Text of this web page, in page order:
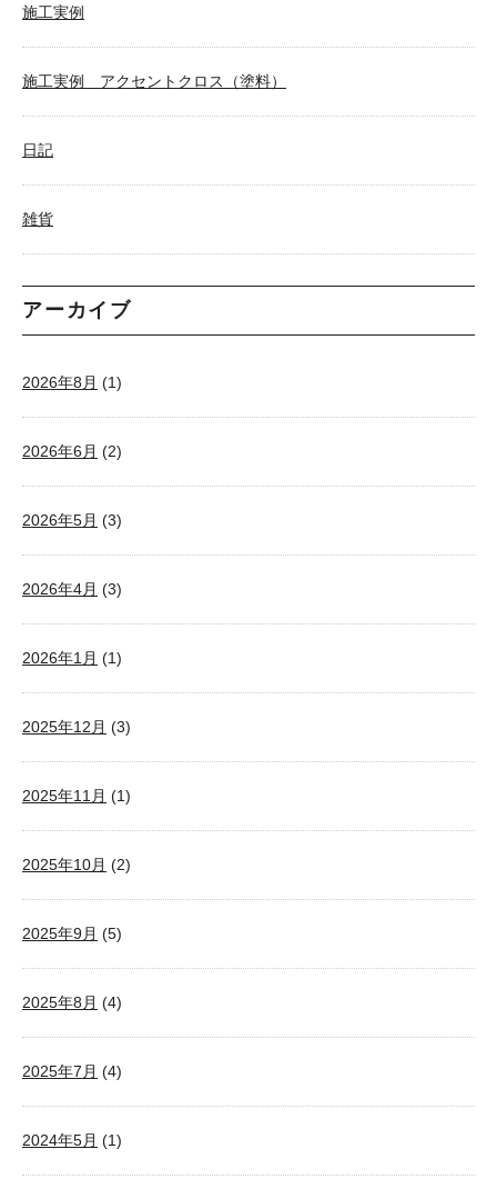
施工実例
施工実例 アクセントクロス（塗料）
日記
雑貨
アーカイブ
2026年8月 (1)
2026年6月 (2)
2026年5月 (3)
2026年4月 (3)
2026年1月 (1)
2025年12月 (3)
2025年11月 (1)
2025年10月 (2)
2025年9月 (5)
2025年8月 (4)
2025年7月 (4)
2024年5月 (1)